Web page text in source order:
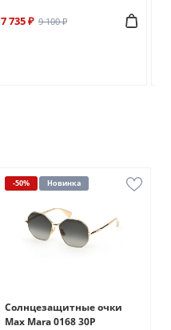
7 735 ₽ 9 100 ₽
-50% Новинка
Солнцезащитные очки
Max Mara 0168 30P